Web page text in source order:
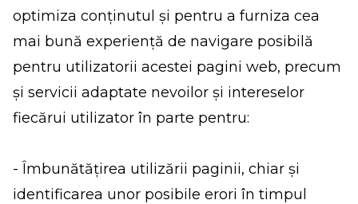
optimiza conținutul și pentru a furniza cea
mai bună experiență de navigare posibilă
pentru utilizatorii acestei pagini web, precum
și servicii adaptate nevoilor și intereselor
fiecărui utilizator în parte pentru:
- Îmbunătățirea utilizării paginii, chiar și
identificarea unor posibile erori în timpul